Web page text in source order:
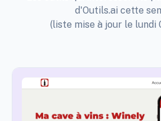
d'Outils.ai cette
(liste mise à jour le lundi